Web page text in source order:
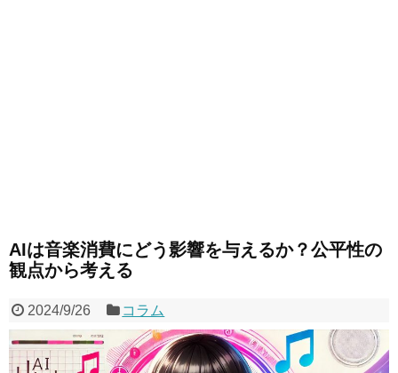
AIは音楽消費にどう影響を与えるか？公平性の
観点から考える
2024/9/26 コラム